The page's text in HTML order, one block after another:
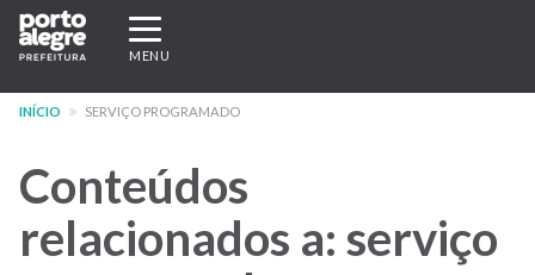
Pular
para
conteúdo
Expandir/recolher
navegação
MENU
INÍCIO SERVIÇO PROGRAMADO
Conteúdos
relacionados a: serviço